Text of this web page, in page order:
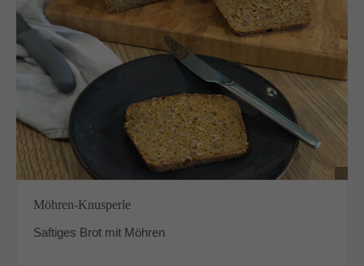
Möhren-Knusperle
Saftiges Brot mit Möhren